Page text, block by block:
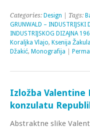
Categories: Design | Tags:
GRUNWALD – INDUSTRIJSKI
INDUSTRIJSKOG DIZAJNA
Koraljka Vlajo, Ksenija Žakula
Džakić, Monografija
Izložba Valentine
konzulatu
Abstraktne slike